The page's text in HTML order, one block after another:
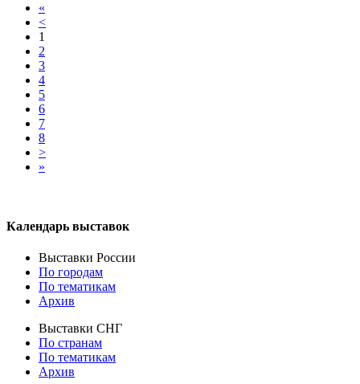
«
<
1
2
3
4
5
6
7
8
>
»
Календарь выставок
Выставки России
По городам
По тематикам
Архив
Выставки СНГ
По странам
По тематикам
Архив